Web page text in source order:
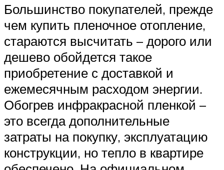
Большинство покупателей, прежде
чем купить пленочное отопление,
стараются высчитать – дорого или
дешево обойдется такое
приобретение с доставкой и
ежемесячным расходом энергии.
Обогрев инфракрасной пленкой –
это всегда дополнительные
затраты на покупку, эксплуатацию
конструкции, но тепло в квартире